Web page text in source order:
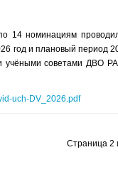
14 номинациям
год и плановый период
учёными советами ДВО
uch-DV_2026.pdf
Страница 2